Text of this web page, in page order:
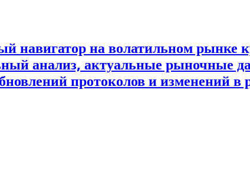
навигатор на волатильном рынке
анализ, актуальные рыночные
протоколов и изменений в